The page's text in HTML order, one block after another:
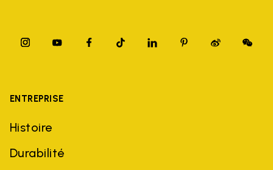
ENTREPRISE
Histoire
Durabilité